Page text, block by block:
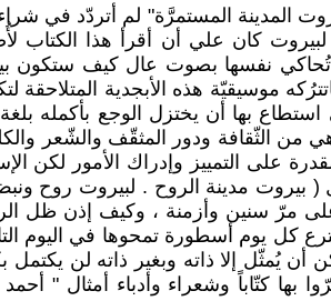
المدينة المستمرَّة" لم أتردّد
لبيروت كان علي أن أقرأ هذا
تُحاكي نفسها بصوت عال كيف ستكون
موسيقيّة هذه الأبجدية
بها أن يختزل الوجع بأكمله بلغة
من الثّقافة ودور المثقّف والشّعر
على التمييز وإدراك الأمور لكن
( بيروت مدينة الروح . لبيروت
مرّ سنين وأزمنة ، وكيف إذن ظل
كل يوم أسطورة تمحوها في اليوم
أن يُمثّل إلا ذاته وبغير ذاته
بها كتّاباً وشعراء وأدباء أمثال